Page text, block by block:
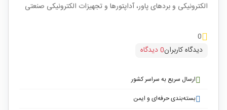
الکترونیکی و بردهای پاور، آداپتورها و تجهیزات الکترونیکی صنعتی
0
دیدگاه کاربران0 دیدگاه
ارسال سریع به سراسر کشور
بسته‌بندی حرفه‌ای و ایمن